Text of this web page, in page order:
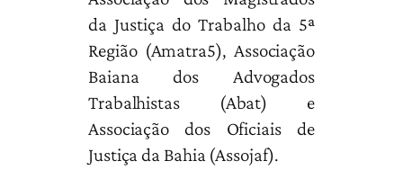
da Justiça do Trabalho da 5ª
Região (Amatra5), Associação
Baiana dos Advogados
Trabalhistas (Abat) e
Associação dos Oficiais de
Justiça da Bahia (Assojaf).